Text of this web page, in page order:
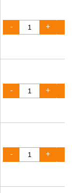
- +
- +
- +